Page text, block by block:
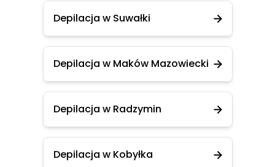
Depilacja w Suwałki
Depilacja w Maków Mazowiecki
Depilacja w Radzymin
Depilacja w Kobyłka